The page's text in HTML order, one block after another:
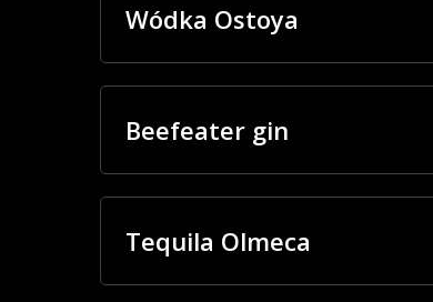
Wódka Ostoya
Beefeater gin
Tequila Olmeca